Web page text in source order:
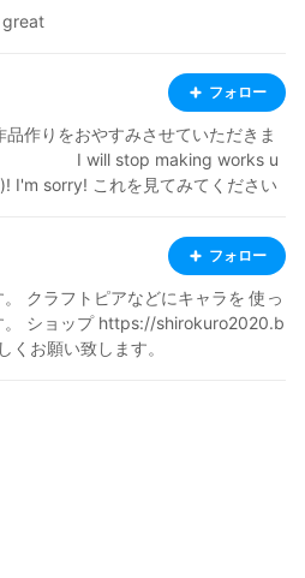
great
フォロー
品作りをおやすみさせていただきま
。 I will stop making works u
I'm sorry! これを見てみてください
用してゲームを作っています。 ゲー
しいです ・15歳です。現役の中学
付中です。できないやつもありま
が作ったキャラに❤️とコメントをす
います。(みんなとっても上手い∑(ﾟ
画(と勉強)が好きです！ ・わから
フォロー
クラフトピアなどにキャラを 使っ
。 ショップ https://shirokuro2020.b
お願い致します。